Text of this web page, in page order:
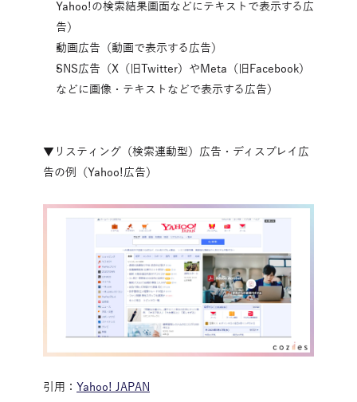
Yahoo!の検索結果画面などにテキストで表示する広
告）
動画広告（動画で表示する広告）
SNS広告（X（旧Twitter）やMeta（旧Facebook）
などに画像・テキストなどで表示する広告）
▼リスティング（検索連動型）広告・ディスプレイ広
告の例（Yahoo!広告）
引用： Yahoo! JAPAN